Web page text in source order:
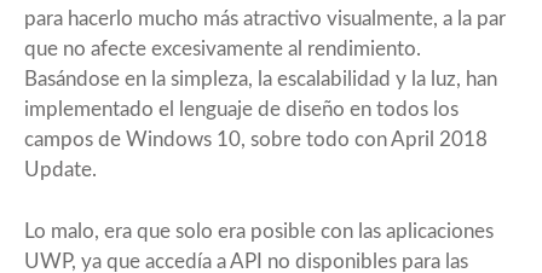
para hacerlo mucho más atractivo visualmente, a la par
que no afecte excesivamente al rendimiento.
Basándose en la simpleza, la escalabilidad y la luz, han
implementado el lenguaje de diseño en todos los
campos de Windows 10, sobre todo con April 2018
Update.
Lo malo, era que solo era posible con las aplicaciones
UWP, ya que accedía a API no disponibles para las